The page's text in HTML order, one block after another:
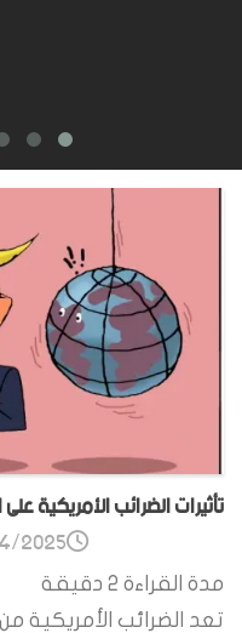
تأثيرات الضرائب الأمريكية
2025
مدة القراءة 2 دقيقة
تعد الضرائب الأمريكية